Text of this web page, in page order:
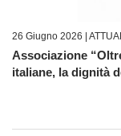
26 Giugno 2026 |
Associazione
italiane, la dignità